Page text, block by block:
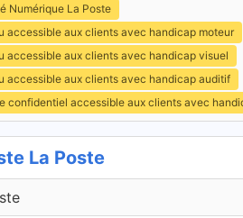
Numérique La Poste
accessible aux clients avec handicap moteur
accessible aux clients avec handicap visuel
accessible aux clients avec handicap auditif
confidentiel accessible aux clients avec
La Poste